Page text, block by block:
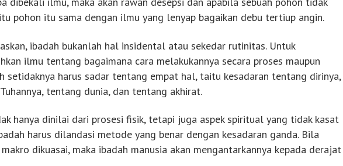
pohon itu sama dengan ilmu yang lenyap bagaikan debu tertiup angin.
ibadah bukanlah hal insidental atau sekedar rutinitas. Untuk
ilmu tentang bagaimana cara melakukannya secara proses maupun
setidaknya harus sadar tentang empat hal, taitu kesadaran tentang dirinya,
tentang dunia, dan tentang akhirat.
hanya dinilai dari prosesi fisik, tetapi juga aspek spiritual yang tidak kasat
harus dilandasi metode yang benar dengan kesadaran ganda. Bila
dikuasai, maka ibadah manusia akan mengantarkannya kepada derajat